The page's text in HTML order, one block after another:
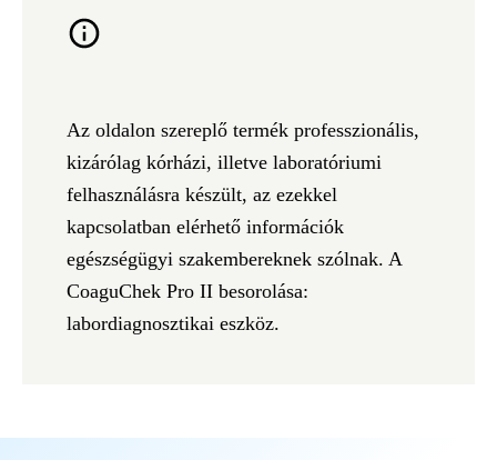
Az oldalon szereplő termék professzionális,
kizárólag kórházi, illetve laboratóriumi
felhasználásra készült, az ezekkel
kapcsolatban elérhető információk
egészségügyi szakembereknek szólnak. A
CoaguChek Pro II besorolása:
labordiagnosztikai eszköz.